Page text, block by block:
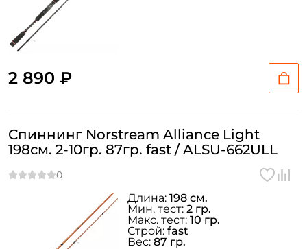
2 890 ₽
Спиннинг Norstream Alliance Light
198см. 2-10гр. 87гр. fast / ALSU-662ULL
Длина: 198 см.
Мин. тест: 2 гр.
Макс. тест: 10 гр.
Строй: fast
Вес: 87 гр.